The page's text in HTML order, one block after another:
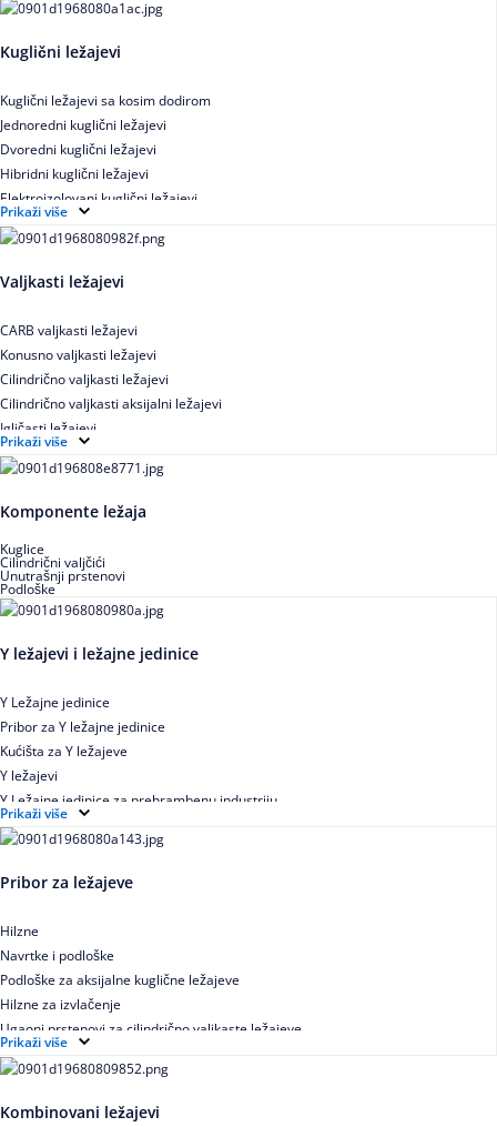
Kuglični ležajevi
Kuglični ležajevi sa kosim dodirom
Jednoredni kuglični ležajevi
Dvoredni kuglični ležajevi
Hibridni kuglični ležajevi
Elektroizolovani kuglični ležajevi
Samopodesivi kuglični ležajevi
Aksijalni kuglični ležajevi
Kuglični ležajevi od nerđajućeg čelika
Prikaži više
Valjkasti ležajevi
CARB valjkasti ležajevi
Konusno valjkasti ležajevi
Cilindrično valjkasti ležajevi
Cilindrično valjkasti aksijalni ležajevi
Igličasti ležajevi
Igličasti aksijalni ležajevi
Buričasti ležajevi
Buričasti zaptiveni ležajevi
Buričasti aksijalni ležajevi
Prikaži više
Komponente ležaja
Kuglice
Cilindrični valjčići
Unutrašnji prstenovi
Podloške
Y ležajevi i ležajne jedinice
Y Ležajne jedinice
Pribor za Y ležajne jedinice
Kućišta za Y ležajeve
Y ležajevi
Y Ležajne jedinice za prehrambenu industriju
Ležajne jedinice sa valjkastim ležajevima
Prikaži više
Pribor za ležajeve
Hilzne
Navrtke i podloške
Podloške za aksijalne kuglične ležajeve
Hilzne za izvlačenje
Ugaoni prstenovi za cilindrično valjkaste ležajeve
Prikaži više
Kombinovani ležajevi